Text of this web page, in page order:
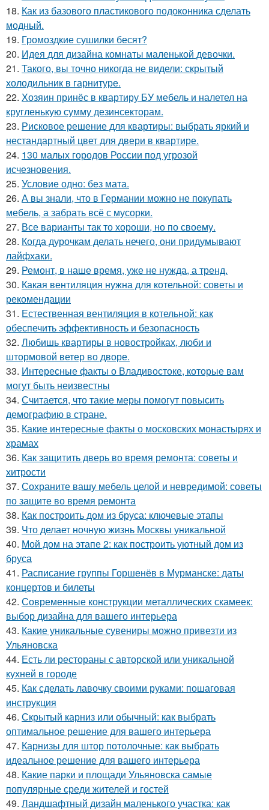
18. Как из базового пластикового подоконника сделать
модный.
19. Громоздкие сушилки бесят?
20. Идея для дизайна комнаты маленькой девочки.
21. Такого, вы точно никогда не видели: скрытый
холодильник в гарнитуре.
22. Хозяин принёс в квартиру БУ мебель и налетел на
кругленькую сумму дезинсекторам.
23. Рисковое решение для квартиры: выбрать яркий и
нестандартный цвет для двери в квартире.
24. 130 малых городов России под угрозой
исчезновения.
25. Условие одно: без мата.
26. А вы знали, что в Германии можно не покупать
мебель, а забрать всё с мусорки.
27. Все варианты так то хороши, но по своему.
28. Когда дурочкам делать нечего, они придумывают
лайфхаки.
29. Ремонт, в наше время, уже не нужда, а тренд.
30. Какая вентиляция нужна для котельной: советы и
рекомендации
31. Естественная вентиляция в котельной: как
обеспечить эффективность и безопасность
32. Любишь квартиры в новостройках, люби и
штормовой ветер во дворе.
33. Интересные факты о Владивостоке, которые вам
могут быть неизвестны
34. Считается, что такие меры помогут повысить
демографию в стране.
35. Какие интересные факты о московских монастырях и
храмах
36. Как защитить дверь во время ремонта: советы и
хитрости
37. Сохраните вашу мебель целой и невредимой: советы
по защите во время ремонта
38. Как построить дом из бруса: ключевые этапы
39. Что делает ночную жизнь Москвы уникальной
40. Мой дом на этапе 2: как построить уютный дом из
бруса
41. Расписание группы Горшенёв в Мурманске: даты
концертов и билеты
42. Современные конструкции металлических скамеек:
выбор дизайна для вашего интерьера
43. Какие уникальные сувениры можно привезти из
Ульяновска
44. Есть ли рестораны с авторской или уникальной
кухней в городе
45. Как сделать лавочку своими руками: пошаговая
инструкция
46. Скрытый карниз или обычный: как выбрать
оптимальное решение для вашего интерьера
47. Карнизы для штор потолочные: как выбрать
идеальное решение для вашего интерьера
48. Какие парки и площади Ульяновска самые
популярные среди жителей и гостей
49. Ландшафтный дизайн маленького участка: как